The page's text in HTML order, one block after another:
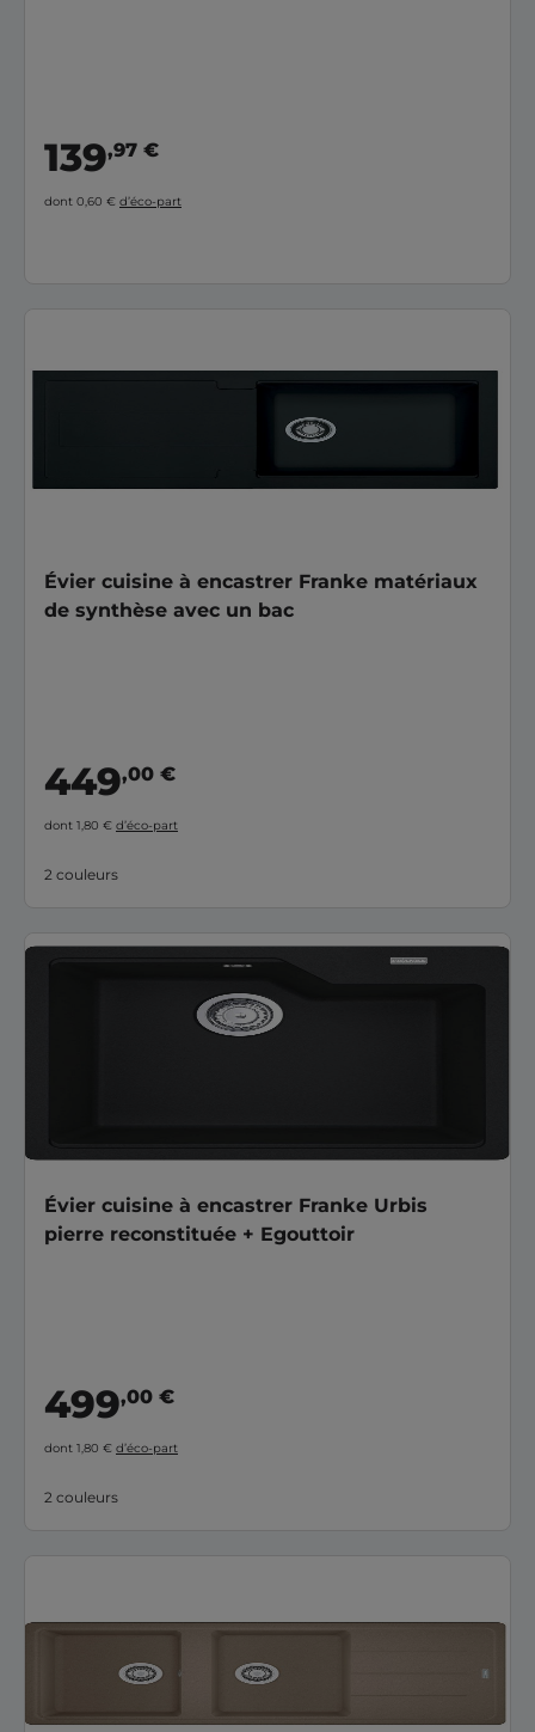
139,97 €
dont 0,60 € d’éco-part
Évier cuisine à encastrer Franke matériaux
de synthèse avec un bac
449,00 €
dont 1,80 € d’éco-part
2 couleurs
Évier cuisine à encastrer Franke Urbis
pierre reconstituée + Egouttoir
499,00 €
dont 1,80 € d’éco-part
2 couleurs